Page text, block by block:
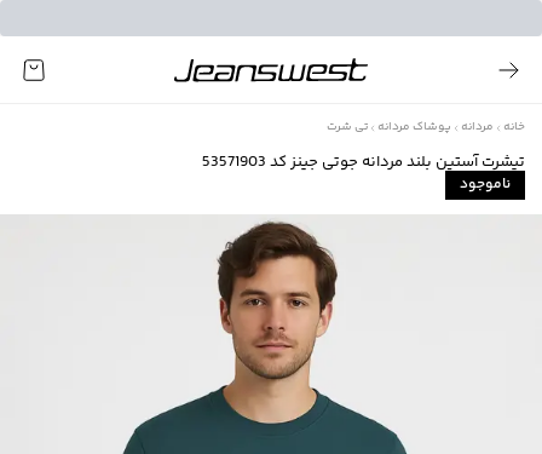
خانه مردانه پوشاک مردانه تی شرت
تیشرت آستین بلند مردانه جوتی جینز کد 53571903
ناموجود